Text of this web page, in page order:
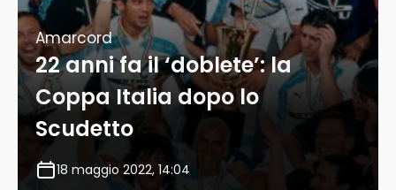
Amarcord
22 anni fa il ‘doblete’: la
Coppa Italia dopo lo
Scudetto
18 maggio 2022, 14:04